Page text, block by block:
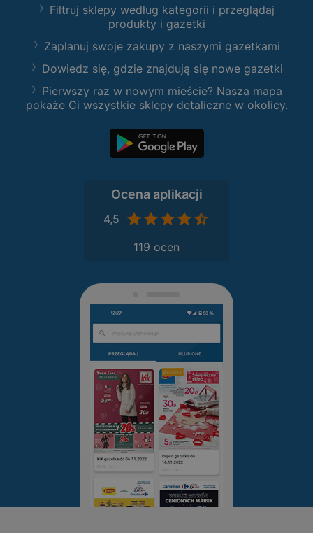
Filtruj sklepy według kategorii i przeglądaj
produkty i gazetki
Zaplanuj swoje zakupy z naszymi gazetkami
Dowiedz się, gdzie znajdują się nowe gazetki
Pierwszy raz w nowym mieście? Nasza mapa
pokaże Ci wszystkie sklepy detaliczne w okolicy.
Ocena aplikacji
4,5
119 ocen